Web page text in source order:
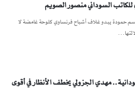
للكاتب السوداني منصور الصويم
حمودة يبدو غلاف أشباح فرنساوي كلوحة غامضة لا
مهدي الجزولي يخطف الأنظار في أقوى